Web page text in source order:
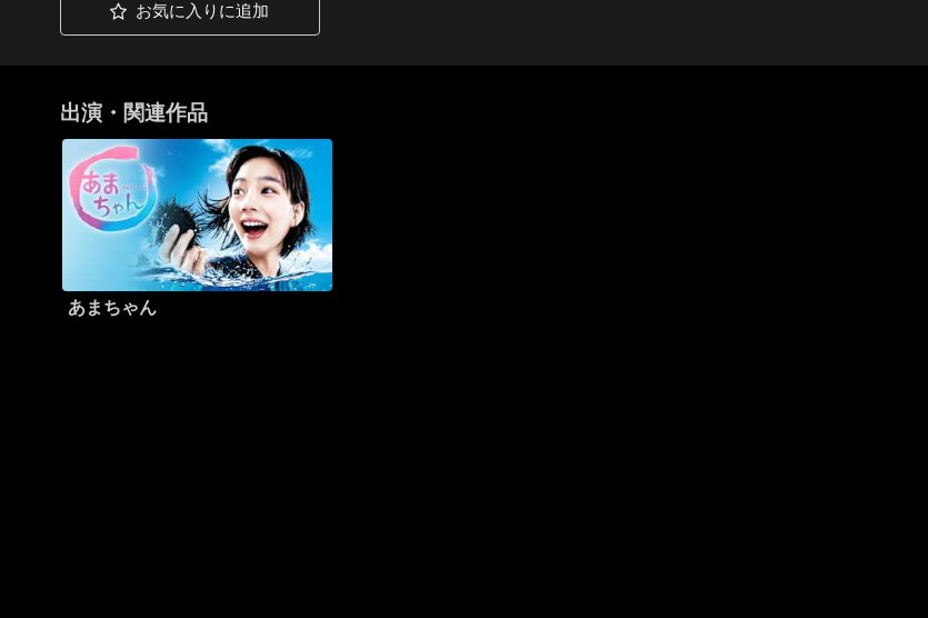
お気に入りに追加
出演・関連作品
あまちゃん